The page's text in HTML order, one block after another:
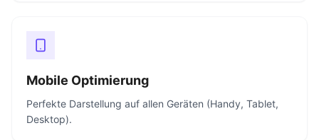
Mobile Optimierung
Perfekte Darstellung auf allen Geräten (Handy, Tablet,
Desktop).